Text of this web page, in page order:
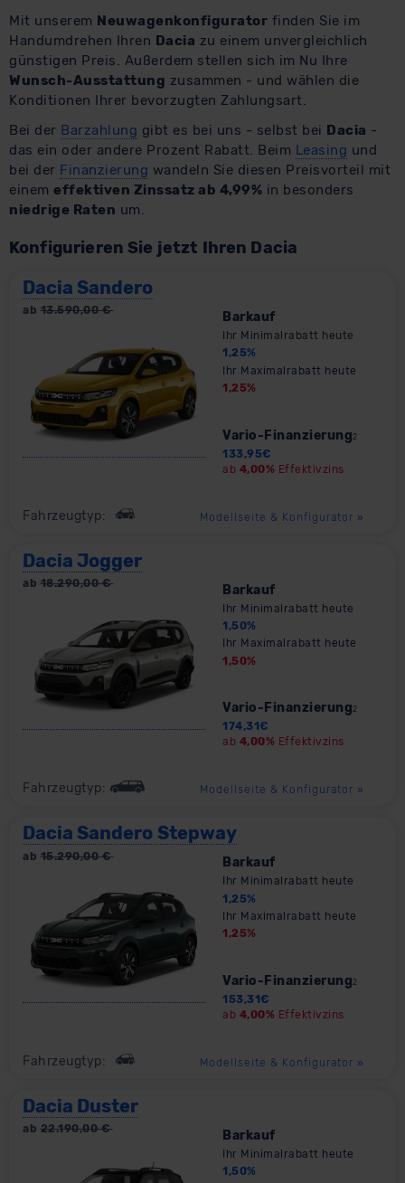
Mit unserem Neuwagenkonfigurator finden Sie im
Handumdrehen Ihren Dacia zu einem unvergleichlich
günstigen Preis. Außerdem stellen sich im Nu Ihre
Wunsch-Ausstattung zusammen - und wählen die
Konditionen Ihrer bevorzugten Zahlungsart.
Bei der Barzahlung gibt es bei uns - selbst bei Dacia -
das ein oder andere Prozent Rabatt. Beim Leasing und
bei der Finanzierung wandeln Sie diesen Preisvorteil mit
einem effektiven Zinssatz ab 4,99% in besonders
niedrige Raten um.
Konfigurieren Sie jetzt Ihren Dacia
Dacia Sandero
ab 13.590,00€ Barkauf
Ihr Minimalrabatt heute
1,25%
Ihr Maximalrabatt heute
1,25%
Vario-Finanzierung 2
133,95€
ab 4,00% Effektivzins
Fahrzeugtyp: Modellseite & Konfigurator »
Dacia Jogger
ab 18.290,00€ Barkauf
Ihr Minimalrabatt heute
1,50%
Ihr Maximalrabatt heute
1,50%
Vario-Finanzierung2
174,31 €
ab 4,00% Effektivzins
Fahrzeugtyp: Modellseite & Konfigurator »
Dacia Sandero Stepway
ab 15.290,00€ Barkauf
Ihr Minimalrabatt heute
1,25%
Ihr Maximalrabatt heute
1,25%
Vario-Finanzierung 2
153,31€
ab 4,00% Effektivzins
Fahrzeugtyp: Modellseite & Konfigurator »
Dacia Duster
ab 22.190,00€ Barkauf
Ihr Minimalrabatt heute
1,50%